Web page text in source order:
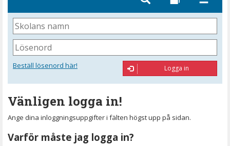
Skolans
namn
Lösenord
Beställ lösenord här! Logga in
Vänligen logga in!
Ange dina inloggningsuppgifter i fälten högst upp på sidan.
Varför måste jag logga in?